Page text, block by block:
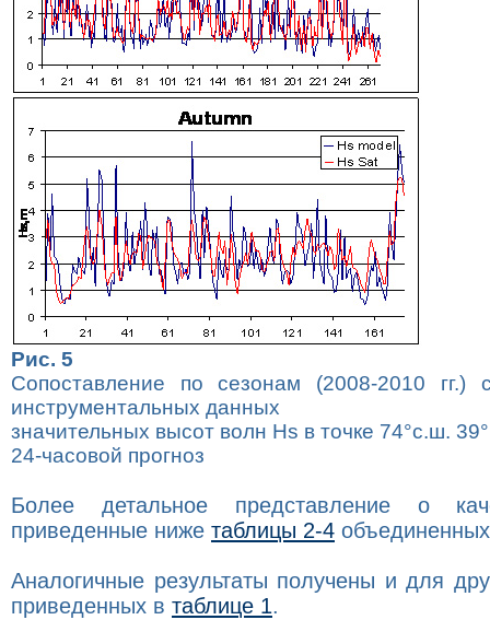
Рис. 5
Сопоставление по сезонам (2008-2010 гг.)
инструментальных данных
значительных высот волн Hs в точке 74°с.ш.
24-часовой прогноз
Более детальное представление о
приведенные ниже таблицы 2-4
Аналогичные результаты получены и для
приведенных в таблице 1.